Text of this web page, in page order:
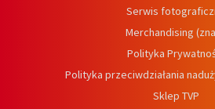
Serwis
Merchandising
Polityka
Polityka przeciwdziałania
Sklep TVP